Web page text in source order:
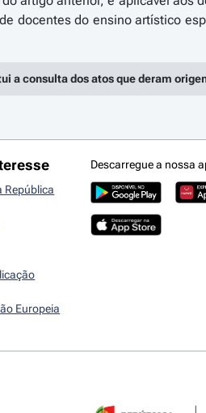
docentes do ensino artístico
a consulta dos atos que deram
República
Europeia
Descarregue a nossa